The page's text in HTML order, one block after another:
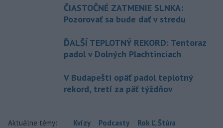
ČIASTOČNÉ ZATMENIE SLNKA:
Pozorovať sa bude dať v stredu
ĎALŠÍ TEPLOTNÝ REKORD: Tentoraz
padol v Dolných Plachtinciach
V Budapešti opäť padol teplotný
rekord, tretí za päť týždňov
Aktuálne témy: Kvízy Podcasty Rok Ľ.Štúra